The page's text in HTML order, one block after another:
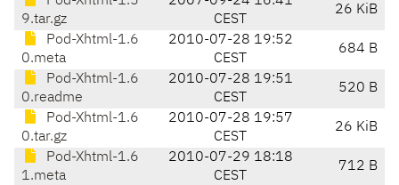
9.tar.gz
CEST
26 KiB
Pod-Xhtml-1.6
0.meta
2010-07-28 19:52
CEST
684 B
Pod-Xhtml-1.6
0.readme
2010-07-28 19:51
CEST
520 B
Pod-Xhtml-1.6
0.tar.gz
2010-07-28 19:57
CEST
26 KiB
Pod-Xhtml-1.6
1.meta
2010-07-29 18:18
CEST
712 B